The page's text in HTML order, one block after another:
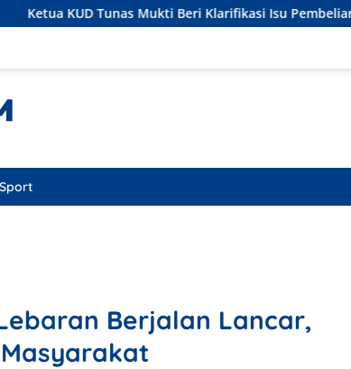
Beri Klarifikasi Isu Pembelian Lahan di Kawasan
Sport
Berjalan Lancar,